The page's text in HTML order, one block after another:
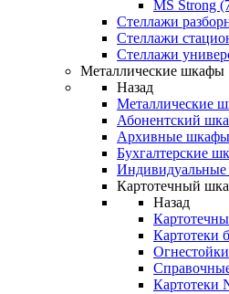
MS Strong
Стеллажи
Стеллажи
Стеллажи
Металлические шкафы
Назад
Металлические
Абонентский
Архивные шкафы
Бухгалтерские
Картотечный
Назад
Картотеки
Картотеки